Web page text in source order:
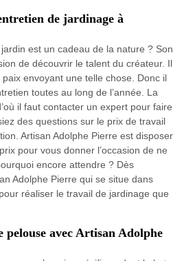
de jardinage à
est un cadeau de la nature ? Son
de découvrir le talent du créateur. Il
envoyant une telle chose. Donc il
toutes au long de l’année. La
il faut contacter un expert pour faire
des questions sur le prix de travail
Artisan Adolphe Pierre est disposer
pour vous donner l’occasion de ne
encore attendre ? Dès
Adolphe Pierre qui se situe dans
réaliser le travail de jardinage que
pelouse avec Artisan Adolphe